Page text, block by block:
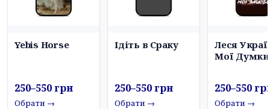
Yebis Horse
250–550 грн
Обрати →
Ідіть в Сраку
250–550 грн
Обрати →
Леся
Мої Думки
250–550
Обрати →